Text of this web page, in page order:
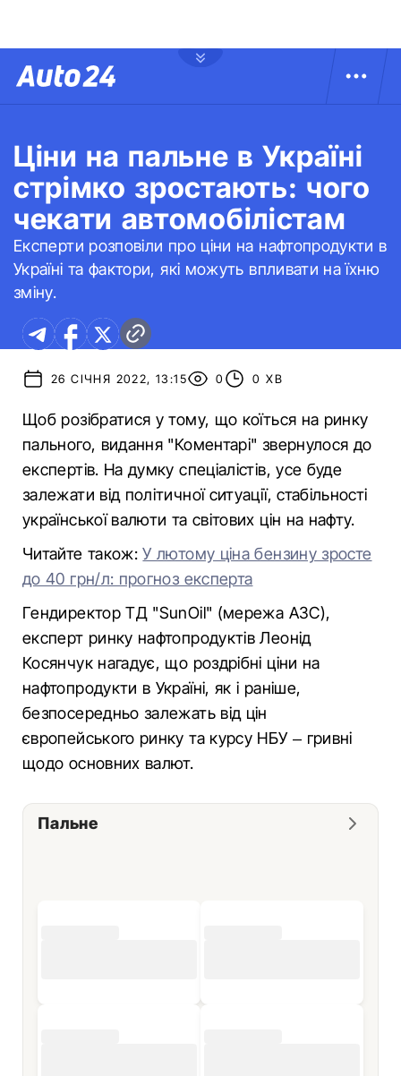
Ціни на пальне в Україні
стрімко зростають: чого
чекати автомобілістам
Експерти розповіли про ціни на нафтопродукти в
Україні та фактори, які можуть впливати на їхню
зміну.
26 СІЧНЯ 2022, 13:15 0 0 ХВ
Щоб розібратися у тому, що коїться на ринку
пального, видання "Коментарі" звернулося до
експертів. На думку спеціалістів, усе буде
залежати від політичної ситуації, стабільності
української валюти та світових цін на нафту.
Читайте також:У лютому ціна бензину зросте
до 40 грн/л: прогноз експерта
Гендиректор ТД "SunOil" (мережа АЗС),
експерт ринку нафтопродуктів Леонід
Косянчук нагадує, що роздрібні ціни на
нафтопродукти в Україні, як і раніше,
безпосередньо залежать від цін
європейського ринку та курсу НБУ – гривні
щодо основних валют.
Пальне